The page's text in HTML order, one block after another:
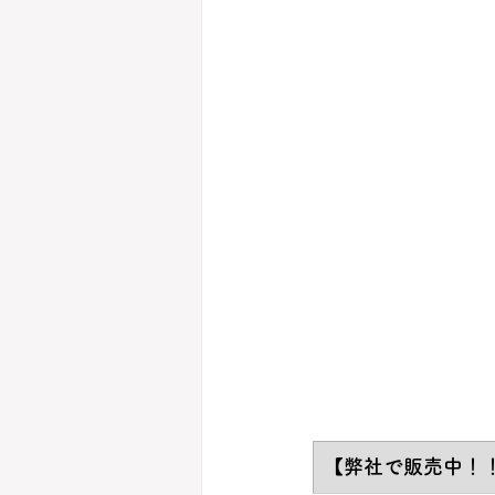
【弊社で販売中！